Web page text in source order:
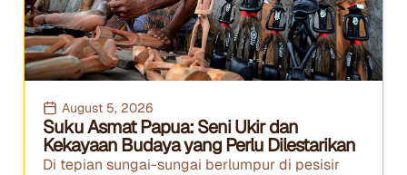
August 5, 2026
Suku Asmat Papua: Seni Ukir dan
Kekayaan Budaya yang Perlu Dilestarikan
Di tepian sungai-sungai berlumpur di pesisir